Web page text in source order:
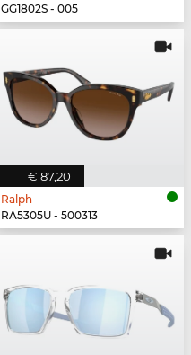
GG1802S - 005
€ 87,20
Ralph
RA5305U - 500313